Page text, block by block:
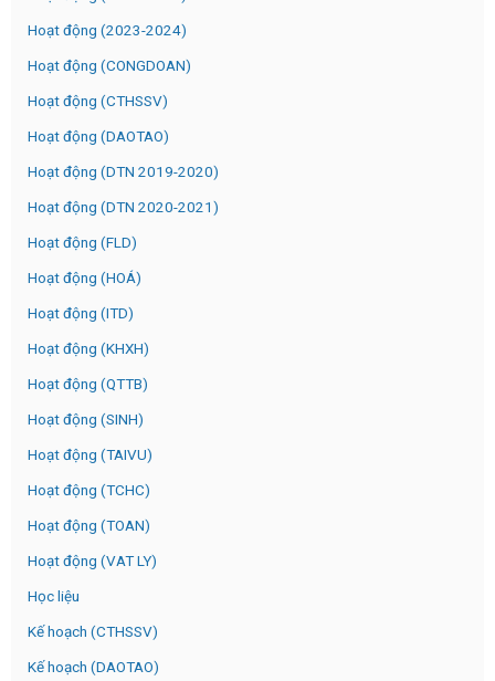
Hoạt động (2023-2024)
Hoạt động (CONGDOAN)
Hoạt động (CTHSSV)
Hoạt động (DAOTAO)
Hoạt động (DTN 2019-2020)
Hoạt động (DTN 2020-2021)
Hoạt động (FLD)
Hoạt động (HOÁ)
Hoạt động (ITD)
Hoạt động (KHXH)
Hoạt động (QTTB)
Hoạt động (SINH)
Hoạt động (TAIVU)
Hoạt động (TCHC)
Hoạt động (TOAN)
Hoạt động (VAT LY)
Học liệu
Kế hoạch (CTHSSV)
Kế hoạch (DAOTAO)